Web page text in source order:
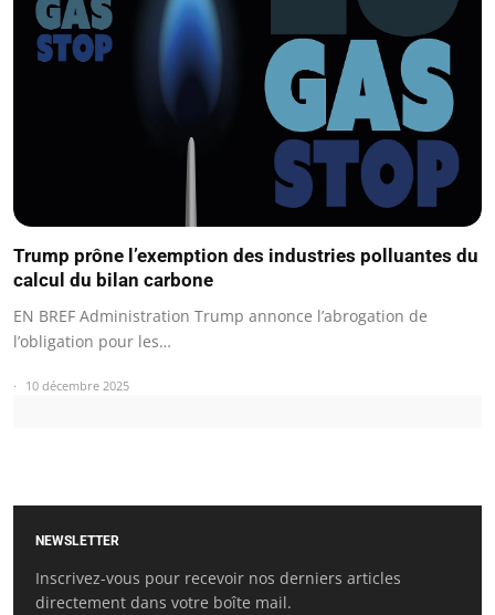
Trump prône l’exemption des industries polluantes du
calcul du bilan carbone
EN BREF Administration Trump annonce l’abrogation de
l’obligation pour les…
10 décembre 2025
NEWSLETTER
Inscrivez-vous pour recevoir nos derniers articles
directement dans votre boîte mail.